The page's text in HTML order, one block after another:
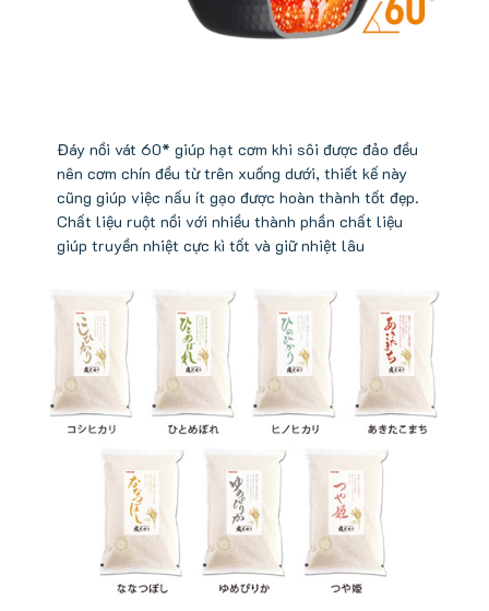
Đáy nồi vát 60* giúp hạt cơm khi sôi được đảo đều
nên cơm chín đều từ trên xuống dưới, thiết kế này
cũng giúp việc nấu ít gạo được hoàn thành tốt đẹp.
Chất liệu ruột nồi với nhiều thành phần chất liệu
giúp truyền nhiệt cực kì tốt và giữ nhiệt lâu